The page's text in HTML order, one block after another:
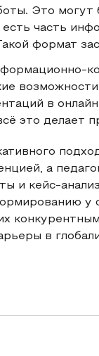
Это
есть часть
формат
в
это делает
а
и кейс-
у
в